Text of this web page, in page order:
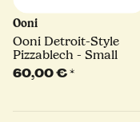
Ooni
Ooni Detroit-Style
Pizzablech - Small
60,00 €*